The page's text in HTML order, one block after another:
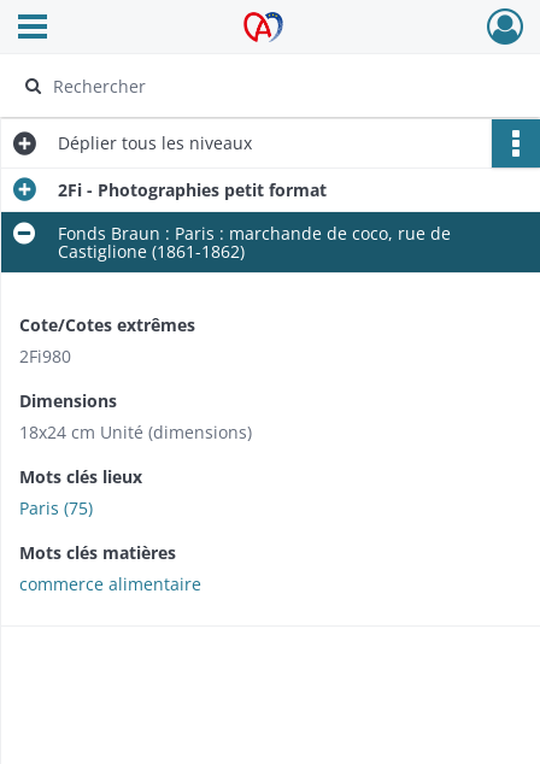
Archives Alsace - Colmar
Ouvrir le menu déroulant
Déplier tous les niveaux
2Fi - Photographies petit format
Fonds Braun : Paris : marchande de coco, rue de
Castiglione (1861-1862)
Cote/Cotes extrêmes
2Fi980
Dimensions
18x24 cm Unité (dimensions)
Mots clés lieux
Paris (75)
Mots clés matières
commerce alimentaire